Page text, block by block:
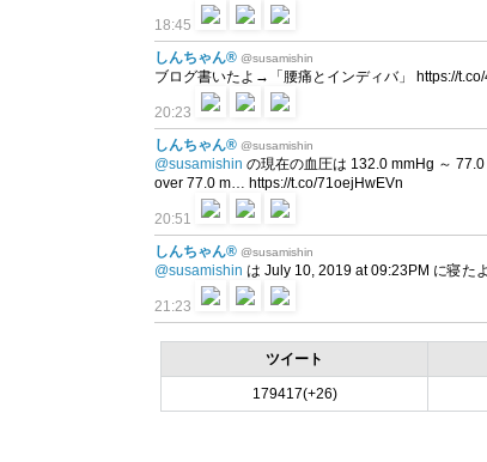
18:45
しんちゃん® @susamishin
ブログ書いたよ→「腰痛とインディバ」 https://
20:23
しんちゃん® @susamishin
@susamishin の現在の血圧は 132.0 mmHg ～
over 77.0 m… https://t.co/71oejHwEVn
20:51
しんちゃん® @susamishin
@susamishin は July 10, 2019 at 09:23PM に寝た
21:23
ツイート
179417(+26)